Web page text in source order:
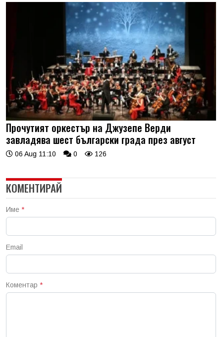
Прочутият оркестър на Джузепе Верди
завладява шест български града през август
06 Aug 11:10 0 126
КОМЕНТИРАЙ
Име *
Email
Коментар *